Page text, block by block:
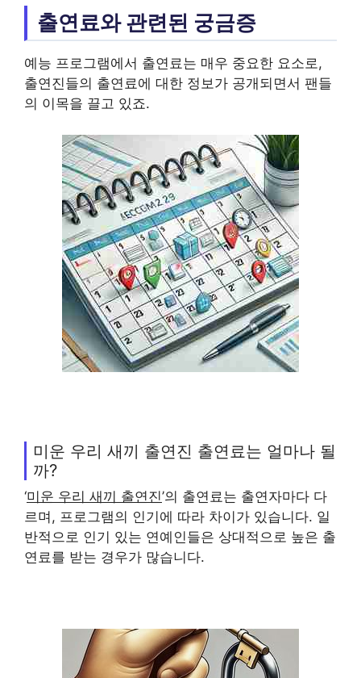
출연료와 관련된 궁금증
예능 프로그램에서 출연료는 매우 중요한 요소로,
출연진들의 출연료에 대한 정보가 공개되면서 팬들
의 이목을 끌고 있죠.
미운 우리 새끼 출연진 출연료는 얼마나 될
까?
‘미운 우리 새끼 출연진’의 출연료는 출연자마다 다
르며, 프로그램의 인기에 따라 차이가 있습니다. 일
반적으로 인기 있는 연예인들은 상대적으로 높은 출
연료를 받는 경우가 많습니다.